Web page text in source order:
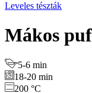
Leveles tészták
Mákos
5-6 min
18-20 min
200 °C